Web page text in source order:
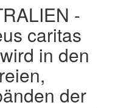
-
caritas
in den
der